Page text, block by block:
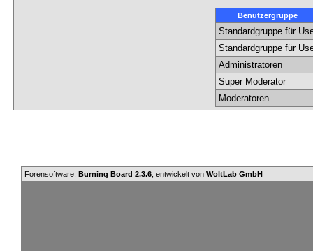
Benutzergruppe
Standardgruppe für
Standardgruppe für
Administratoren
Super Moderator
Moderatoren
Forensoftware: Burning Board 2.3.6 , entwickelt von WoltLab GmbH